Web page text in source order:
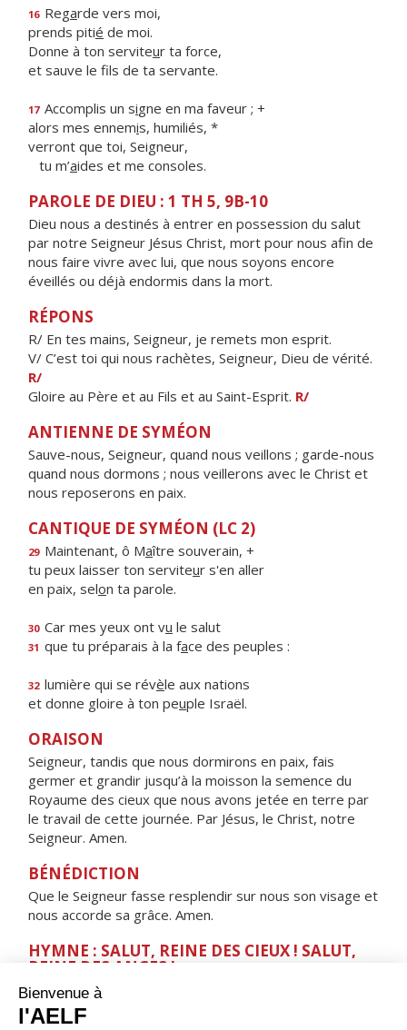
16 Regarde vers moi,
prends pitié de moi.
Donne à ton serviteur ta force,
et sauve le fls de ta servante.
17 Accomplis un signe en ma faveur ; +
alors mes ennemis, humiliés, *
verront que toi, Seigneur,
tu m’aides et me consoles.
PAROLE DE DIEU : 1 TH 5, 9B-10
Dieu nous a destinés à entrer en possession du salut
par notre Seigneur Jésus Christ, mort pour nous afin de
nous faire vivre avec lui, que nous soyons encore
éveillés ou déjà endormis dans la mort.
RÉPONS
R/ En tes mains, Seigneur, je remets mon esprit.
V/ C’est toi qui nous rachètes, Seigneur, Dieu de vérité.
R/
Gloire au Père et au Fils et au Saint-Esprit. R/
ANTIENNE DE SYMÉON
Sauve-nous, Seigneur, quand nous veillons ; garde-nous
quand nous dormons ; nous veillerons avec le Christ et
nous reposerons en paix.
CANTIQUE DE SYMÉON (LC 2)
29 Maintenant, ô Maître souverain, +
tu peux laisser ton serviteur s'en aller
en paix, selon ta parole.
30 Car mes yeux ont vu le salut
31 que tu préparais à la face des peuples :
32 lumière qui se révèle aux nations
et donne gloire à ton peuple Israël.
ORAISON
Seigneur, tandis que nous dormirons en paix, fais
germer et grandir jusqu’à la moisson la semence du
Royaume des cieux que nous avons jetée en terre par
le travail de cette journée. Par Jésus, le Christ, notre
Seigneur. Amen.
BÉNÉDICTION
Que le Seigneur fasse resplendir sur nous son visage et
nous accorde sa grâce. Amen.
HYMNE : SALUT, REINE DES CIEUX ! SALUT,
REINE DES ANGES !
Salut, Reine des cieux ! Salut, Reine des anges !
Salut, Tige féconde ! Salut, Porte du ciel !